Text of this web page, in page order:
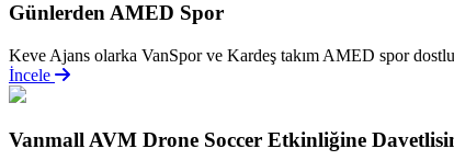
Günlerden AMED Spor
Keve Ajans olarka VanSpor ve Kardeş takım AMED spor
İncele
Vanmall AVM Drone Soccer Etkinliğine